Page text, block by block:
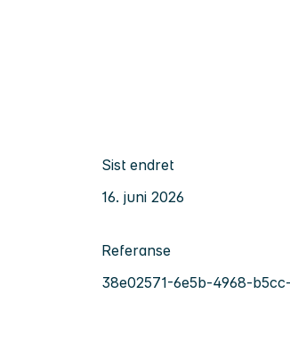
Sist endret
16. juni 2026
Referanse
38e02571-6e5b-4968-